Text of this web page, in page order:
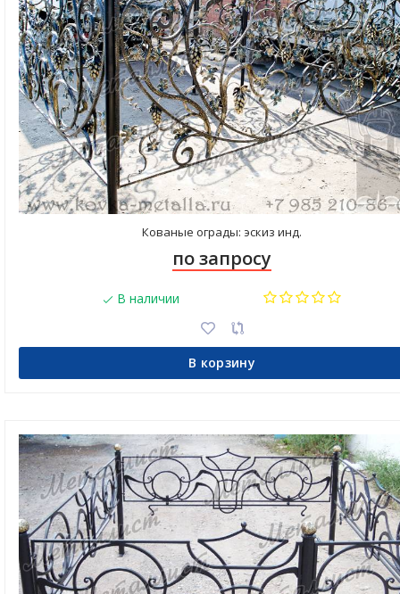
Кованые ограды: эскиз инд.
по запросу
В наличии
В корзину